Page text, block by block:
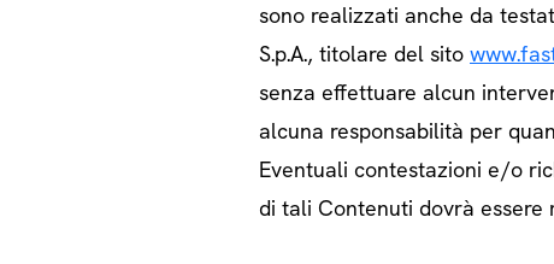
sono realizzati anche da
S.p.A., titolare del sito
senza effettuare alcun
alcuna responsabilità per
Eventuali contestazioni e/o
di tali Contenuti dovrà